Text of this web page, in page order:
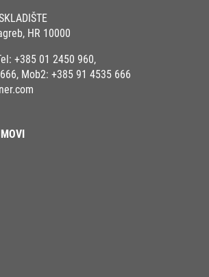
HR 10000
+385 01 2450 960,
, Mob2: +385 91 4535 666